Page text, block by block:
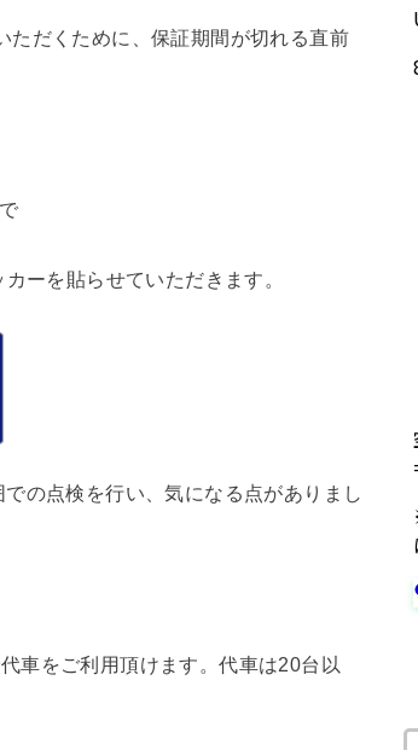
ただくために、保証期間が切れる直前
ーを貼らせていただきます。
の点検を行い、気になる点がありまし
車をご利用頂けます。代車は20台以